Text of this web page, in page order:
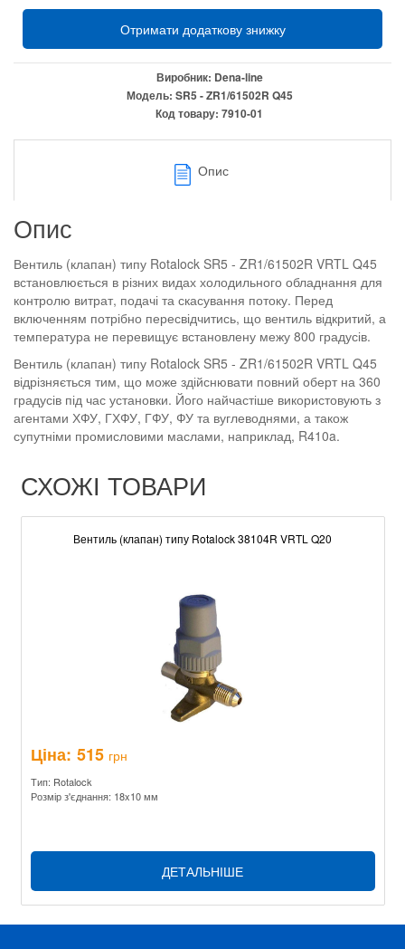
Отримати додаткову знижку
Виробник: Dena-line
Модель: SR5 - ZR1/61502R Q45
Код товару: 7910-01
Опис
Опис
Вентиль (клапан) типу Rotalock SR5 - ZR1/61502R VRTL Q45
встановлюється в різних видах холодильного обладнання для
контролю витрат, подачі та скасування потоку. Перед
включенням потрібно пересвідчитись, що вентиль відкритий, а
температура не перевищує встановлену межу 800 градусів.
Вентиль (клапан) типу Rotalock SR5 - ZR1/61502R VRTL Q45
відрізняється тим, що може здійснювати повний оберт на 360
градусів під час установки. Його найчастіше використовують з
агентами ХФУ, ГХФУ, ГФУ, ФУ та вуглеводнями, а також
супутніми промисловими маслами, наприклад, R410a.
СХОЖІ ТОВАРИ
Вентиль (клапан) типу Rotalock 38104R VRTL Q20
Ціна: 515 грн
Тип: Rotalock
Розмір з'єднання: 18x10 мм
ДЕТАЛЬНІШЕ